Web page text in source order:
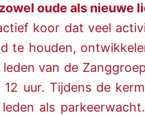
oude als nieuwe
koor dat veel
te houden,
van de
uur. Tijdens de
als